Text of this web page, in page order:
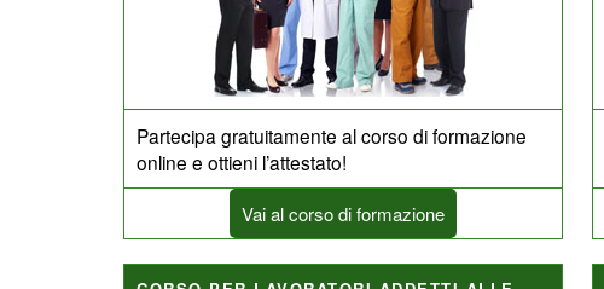
Partecipa gratuitamente al corso di formazione
online e ottieni l’attestato!
Vai al corso di formazione